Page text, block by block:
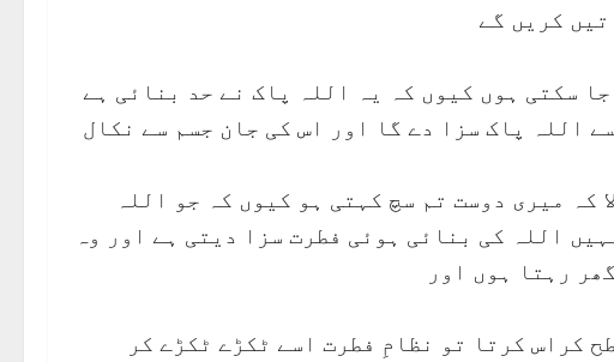
کریں گے
سکتی ہوں کیوں کہ یہ اللہ پاک نے حد بنائی ہے
اللہ پاک سزا دے گا اور اس کی جان جسم سے نکال
کہ میری دوست تم سچ کہتی ہو کیوں کہ جو اللہ
اللہ کی بنائی ہوئی فطرت سزا دیتی ہے اور وہ
رہتا ہوں اور
کراس کرتا تو نظامِ فطرت اسے ٹکڑے ٹکڑے کر